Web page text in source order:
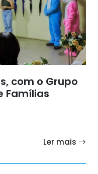
com o Grupo
Famílias
Ler mais